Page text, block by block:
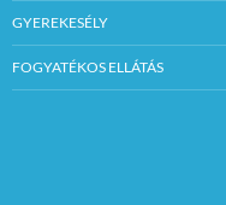
GYEREKESÉLY
FOGYATÉKOS ELLÁTÁS